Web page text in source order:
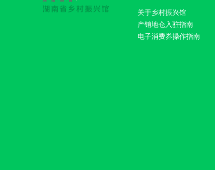
关于乡村振兴馆
产销地仓入驻指南
电子消费券操作指南